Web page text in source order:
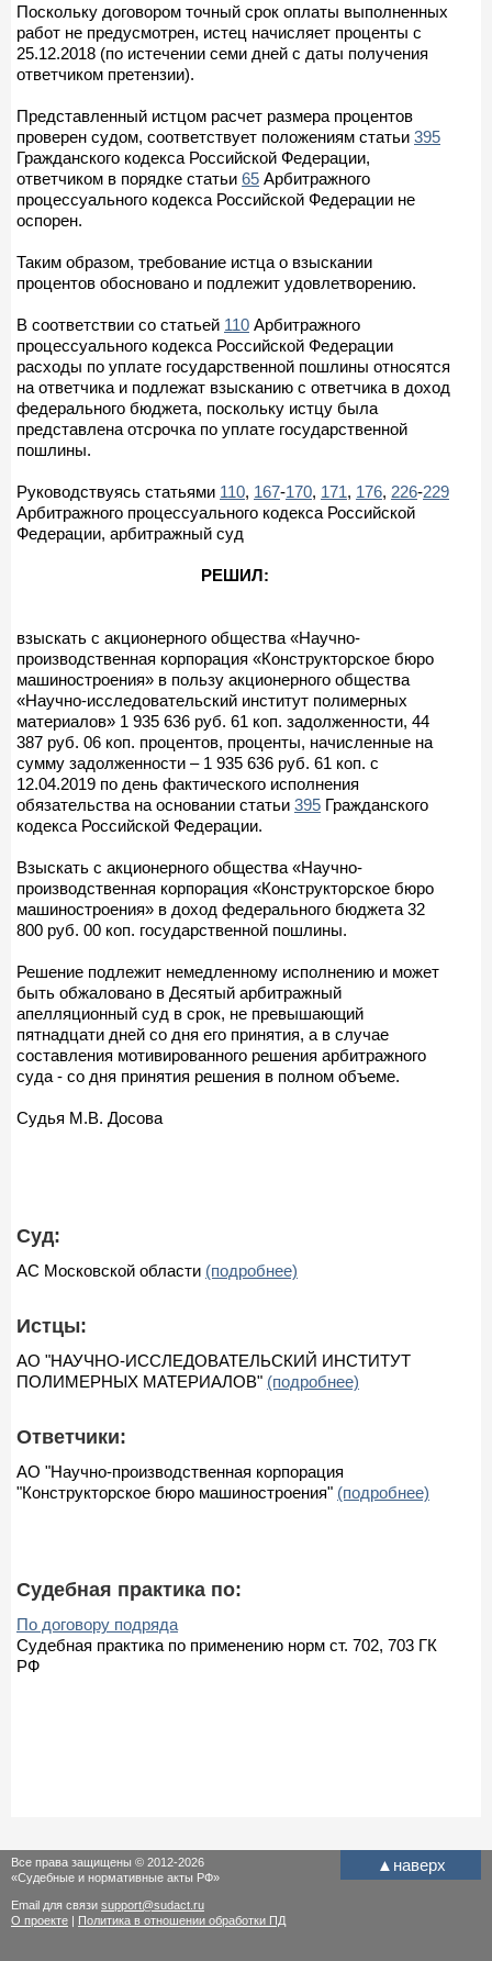
Поскольку договором точный срок оплаты выполненных
работ не предусмотрен, истец начисляет проценты с
25.12.2018 (по истечении семи дней с даты получения
ответчиком претензии).
Представленный истцом расчет размера процентов
проверен судом, соответствует положениям статьи 395
Гражданского кодекса Российской Федерации,
ответчиком в порядке статьи 65 Арбитражного
процессуального кодекса Российской Федерации не
оспорен.
Таким образом, требование истца о взыскании
процентов обосновано и подлежит удовлетворению.
В соответствии со статьей 110 Арбитражного
процессуального кодекса Российской Федерации
расходы по уплате государственной пошлины относятся
на ответчика и подлежат взысканию с ответчика в доход
федерального бюджета, поскольку истцу была
представлена отсрочка по уплате государственной
пошлины.
Руководствуясь статьями 110, 167-170, 171, 176, 226-229
Арбитражного процессуального кодекса Российской
Федерации, арбитражный суд
РЕШИЛ:
взыскать с акционерного общества «Научно-
производственная корпорация «Конструкторское бюро
машиностроения» в пользу акционерного общества
«Научно-исследовательский институт полимерных
материалов» 1 935 636 руб. 61 коп. задолженности, 44
387 руб. 06 коп. процентов, проценты, начисленные на
сумму задолженности – 1 935 636 руб. 61 коп. с
12.04.2019 по день фактического исполнения
обязательства на основании статьи 395 Гражданского
кодекса Российской Федерации.
Взыскать с акционерного общества «Научно-
производственная корпорация «Конструкторское бюро
машиностроения» в доход федерального бюджета 32
800 руб. 00 коп. государственной пошлины.
Решение подлежит немедленному исполнению и может
быть обжаловано в Десятый арбитражный
апелляционный суд в срок, не превышающий
пятнадцати дней со дня его принятия, а в случае
составления мотивированного решения арбитражного
суда - со дня принятия решения в полном объеме.
Судья М.В. Досова
Суд:
АС Московской области (подробнее)
Истцы:
АО "НАУЧНО-ИССЛЕДОВАТЕЛЬСКИЙ ИНСТИТУТ
ПОЛИМЕРНЫХ МАТЕРИАЛОВ" (подробнее)
Ответчики:
АО "Научно-производственная корпорация
"Конструкторское бюро машиностроения" (подробнее)
Судебная практика по:
По договору подряда
Судебная практика по применению норм ст. 702, 703 ГК
РФ
▲ наверх
Все права защищены © 2012-2026
«Судебные и нормативные акты РФ»
Email для связи support@sudact.ru
О проекте | Политика в отношении обработки ПД